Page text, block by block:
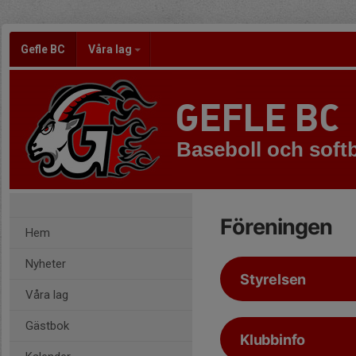
Gefle BC Våra lag
GEFLE BC
Baseboll och
Hem
Nyheter
Våra lag
Gästbok
Föreningen
Styrelsen
Klubbinfo